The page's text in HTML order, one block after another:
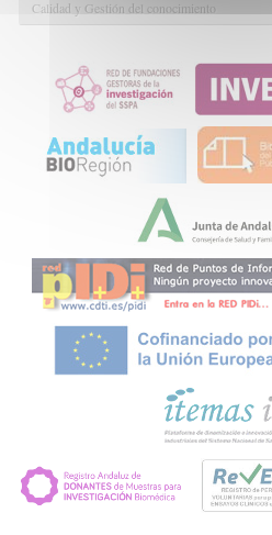
Calidad y Gestión del conocimiento